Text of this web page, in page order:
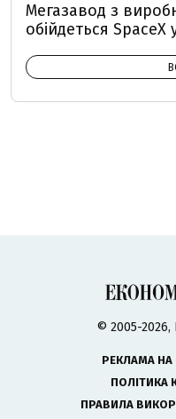
Мегазавод з
обійдеться SpaceX
© 2005-
РЕКЛАМА НА
ПОЛІТИКА
ПРАВИЛА